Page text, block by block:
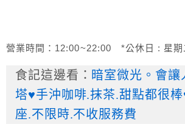
營業時間：12:00~22:00 *公休日 : 星期
食記這邊看： 暗室微光。會讓
塔♥手沖咖啡.抹茶.甜點都很
座.不限時.不收服務費